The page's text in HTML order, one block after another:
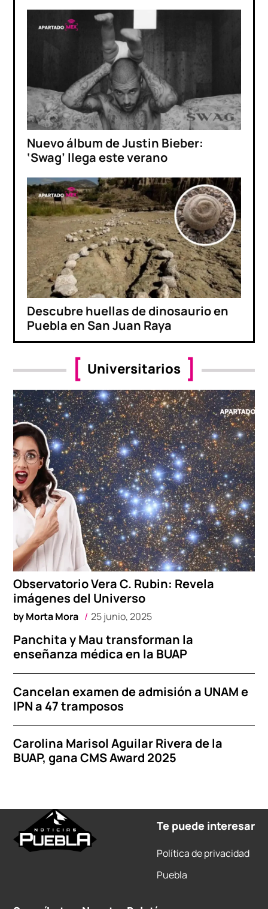
Nuevo álbum de Justin Bieber:
‘Swag’ llega este verano
Descubre huellas de dinosaurio en
Puebla en San Juan Raya
Universitarios
Observatorio Vera C. Rubin: Revela
imágenes del Universo
byMorta Mora 25 junio, 2025
Panchita y Mau transforman la
enseñanza médica en la BUAP
Cancelan examen de admisión a UNAM e
IPN a 47 tramposos
Carolina Marisol Aguilar Rivera de la
BUAP, gana CMS Award 2025
Te puede interesar
Política de privacidad
Puebla